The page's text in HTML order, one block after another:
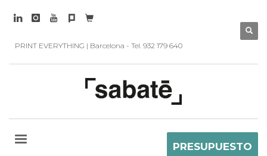
PRINT EVERYTHING | Barcelona - Tel. 932 179 640
PRESUPUESTO